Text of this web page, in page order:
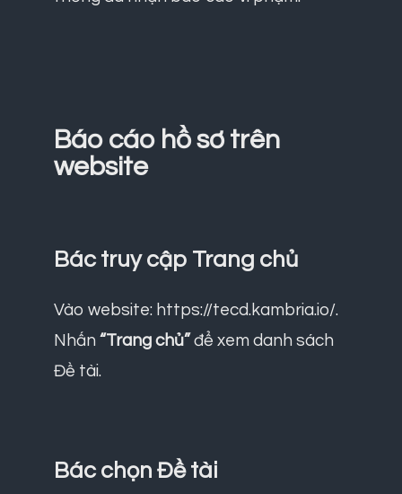
Báo cáo hồ sơ trên
website
Bác truy cập Trang chủ
Vào website: https://tecd.kambria.io/.
Nhấn “Trang chủ” để xem danh sách
Đề tài.
Bác chọn Đề tài